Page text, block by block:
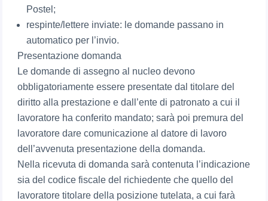
Postel;
respinte/lettere inviate: le domande passano in
automatico per l’invio.
Presentazione domanda
Le domande di assegno al nucleo devono
obbligatoriamente essere presentate dal titolare del
diritto alla prestazione e dall’ente di patronato a cui il
lavoratore ha conferito mandato; sarà poi premura del
lavoratore dare comunicazione al datore di lavoro
dell’avvenuta presentazione della domanda.
Nella ricevuta di domanda sarà contenuta l’indicazione
sia del codice fiscale del richiedente che quello del
lavoratore titolare della posizione tutelata, a cui farà